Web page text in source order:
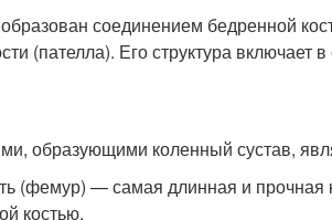
соединением бедренной
(пателла). Его структура
образующими коленный сустав,
(фемур) — самая длинная и прочная
костью.